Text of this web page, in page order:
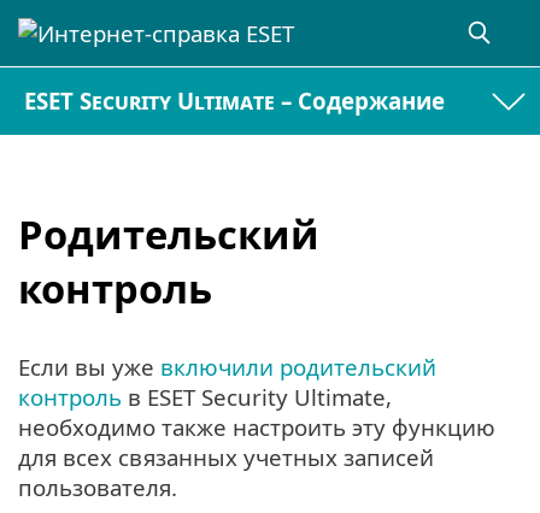
ESET Security Ultimate – Содержание
Родительский
контроль
Если вы уже включили родительский
контроль в ESET Security Ultimate,
необходимо также настроить эту функцию
для всех связанных учетных записей
пользователя.